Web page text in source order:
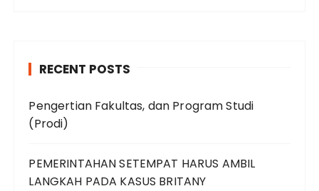
RECENT POSTS
Pengertian Fakultas, dan Program Studi
(Prodi)
PEMERINTAHAN SETEMPAT HARUS AMBIL
LANGKAH PADA KASUS BRITANY